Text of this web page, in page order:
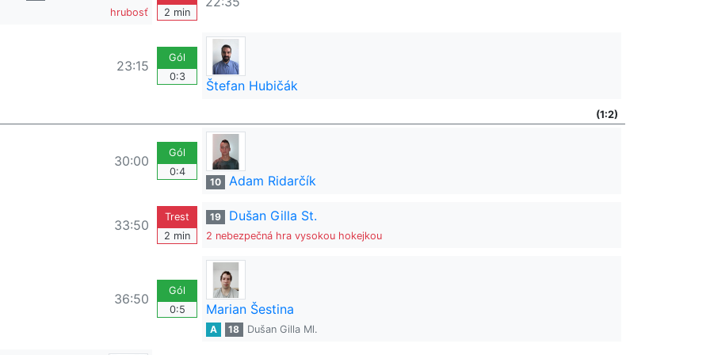
hrubosť
2 min
23:15
Gól
0:3
Štefan Hubičák
(1:2)
30:00
Gól
0:4
10
Adam Ridarčík
33:50
Trest
2 min
19 Dušan Gilla St.
2 nebezpečná hra vysokou hokejkou
36:50
Gól
0:5
Marian Šestina
A 18 Dušan Gilla Ml.